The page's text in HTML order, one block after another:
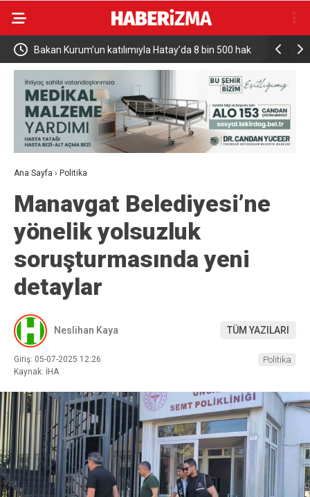
Bakan Kurum’un katılımıyla Hatay’da 8 bin 500 hak
sahibinin konutu belirlendi
Türkiye
Milyar
Ana Sayfa › Politika
Manavgat Belediyesi’ne
yönelik yolsuzluk
soruşturmasında yeni
detaylar
Neslihan Kaya TÜM YAZILARI
Giriş: 05-07-2025 12:26
Kaynak: İHA
Politika